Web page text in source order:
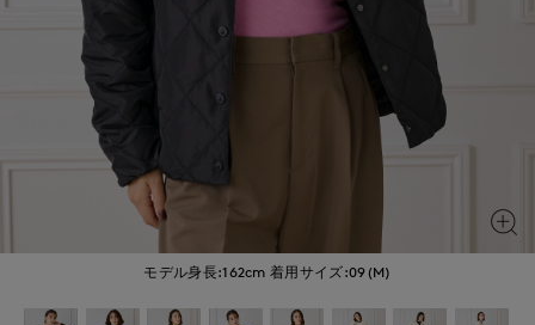
モデル身長:162cm 着用サイズ:09(M)